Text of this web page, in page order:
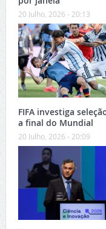
20 Julho, 2026 - 20:13
FIFA investiga
a final do Mundial
20 Julho, 2026 - 20:09